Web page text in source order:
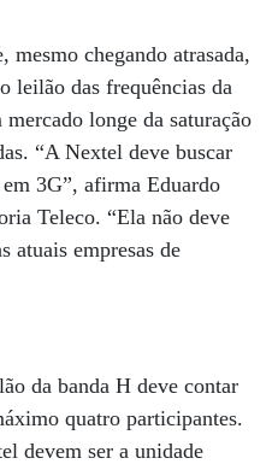
chegando atrasada,
leilão das frequências da
longe da saturação
“A Nextel deve buscar
3G”, afirma Eduardo
Teleco. “Ela não deve
atuais empresas de
da banda H deve contar
quatro participantes.
devem ser a unidade